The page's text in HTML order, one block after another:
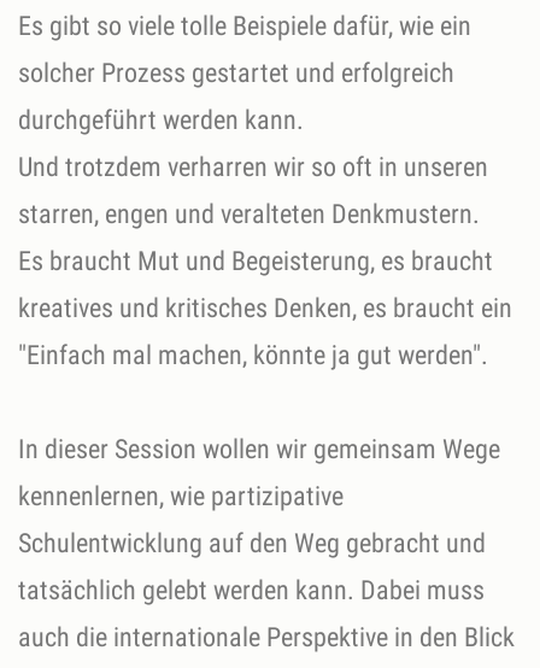
Es gibt so viele tolle Beispiele dafür, wie ein
solcher Prozess gestartet und erfolgreich
durchgeführt werden kann.
Und trotzdem verharren wir so oft in unseren
starren, engen und veralteten Denkmustern.
Es braucht Mut und Begeisterung, es braucht
kreatives und kritisches Denken, es braucht ein
"Einfach mal machen, könnte ja gut werden".
In dieser Session wollen wir gemeinsam Wege
kennenlernen, wie partizipative
Schulentwicklung auf den Weg gebracht und
tatsächlich gelebt werden kann. Dabei muss
auch die internationale Perspektive in den Blick